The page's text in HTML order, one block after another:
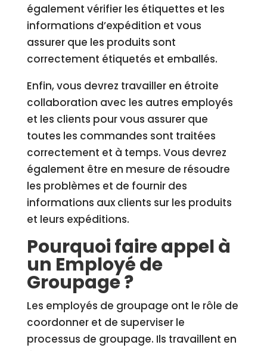
également vérifier les étiquettes et les
informations d’expédition et vous
assurer que les produits sont
correctement étiquetés et emballés.
Enfin, vous devrez travailler en étroite
collaboration avec les autres employés
et les clients pour vous assurer que
toutes les commandes sont traitées
correctement et à temps. Vous devrez
également être en mesure de résoudre
les problèmes et de fournir des
informations aux clients sur les produits
et leurs expéditions.
Pourquoi faire appel à
un Employé de
Groupage ?
Les employés de groupage ont le rôle de
coordonner et de superviser le
processus de groupage. Ils travaillent en